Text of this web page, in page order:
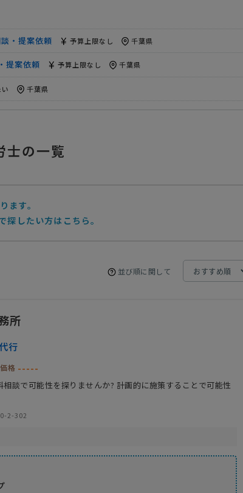
・提案依頼 予算上限なし 千葉県
提案依頼 予算上限なし 千葉県
千葉県
い 千葉県
士の一覧
ます。
したい方はこちら。
並び順に関して
所
行
価格 -----
談で可能性を探りませんか? 計画的に施策することで可能性
2-302